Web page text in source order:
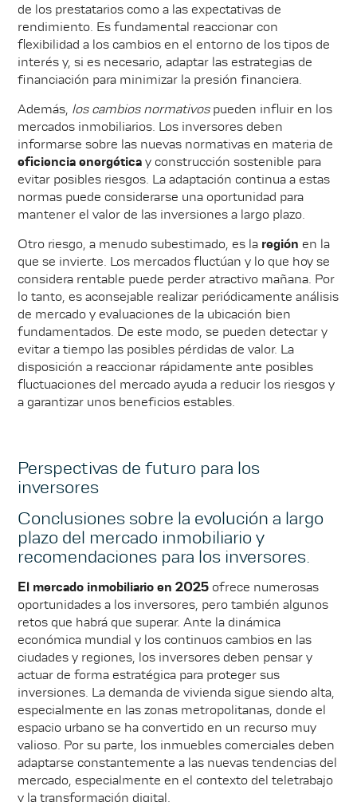
de los prestatarios como a las expectativas de
rendimiento. Es fundamental reaccionar con
flexibilidad a los cambios en el entorno de los tipos de
interés y, si es necesario, adaptar las estrategias de
financiación para minimizar la presión financiera.
Además, los cambios normativospueden influir en los
mercados inmobiliarios. Los inversores deben
informarse sobre las nuevas normativas en materia de
eficiencia energética y construcción sostenible para
evitar posibles riesgos. La adaptación continua a estas
normas puede considerarse una oportunidad para
mantener el valor de las inversiones a largo plazo.
Otro riesgo, a menudo subestimado, es la región en la
que se invierte. Los mercados fluctúan y lo que hoy se
considera rentable puede perder atractivo mañana. Por
lo tanto, es aconsejable realizar periódicamente análisis
de mercado y evaluaciones de la ubicación bien
fundamentados. De este modo, se pueden detectar y
evitar a tiempo las posibles pérdidas de valor. La
disposición a reaccionar rápidamente ante posibles
fluctuaciones del mercado ayuda a reducir los riesgos y
a garantizar unos beneficios estables.
Perspectivas de futuro para los
inversores
Conclusiones sobre la evolución a largo
plazo del mercado inmobiliario y
recomendaciones para los inversores.
El mercado inmobiliario en 2025 ofrece numerosas
oportunidades a los inversores, pero también algunos
retos que habrá que superar. Ante la dinámica
económica mundial y los continuos cambios en las
ciudades y regiones, los inversores deben pensar y
actuar de forma estratégica para proteger sus
inversiones. La demanda de vivienda sigue siendo alta,
especialmente en las zonas metropolitanas, donde el
espacio urbano se ha convertido en un recurso muy
valioso. Por su parte, los inmuebles comerciales deben
adaptarse constantemente a las nuevas tendencias del
mercado, especialmente en el contexto del teletrabajo
y la transformación digital.